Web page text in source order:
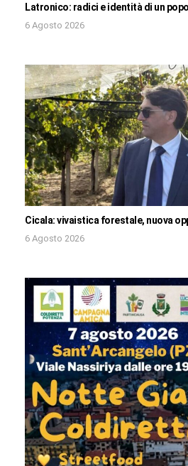
Latronico: radici e identità di un
6 Agosto 2026
Cicala: vivaistica forestale, nuova
6 Agosto 2026